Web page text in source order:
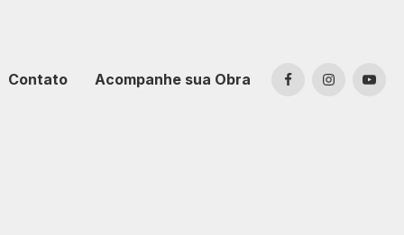
Contato Acompanhe sua Obra